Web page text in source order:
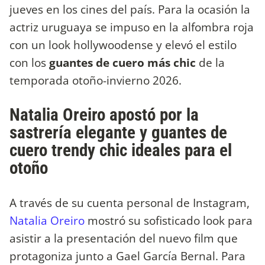
jueves en los cines del país. Para la ocasión la
actriz uruguaya se impuso en la alfombra roja
con un look hollywoodense y elevó el estilo
con losguantes de cuero más chic de la
temporada otoño-invierno 2026.
Natalia Oreiro apostó por la
sastrería elegante y guantes de
cuero trendy chic ideales para el
otoño
A través de su cuenta personal de Instagram,
Natalia Oreiro mostró su sofisticado look para
asistir a la presentación del nuevo film que
protagoniza junto a Gael García Bernal. Para